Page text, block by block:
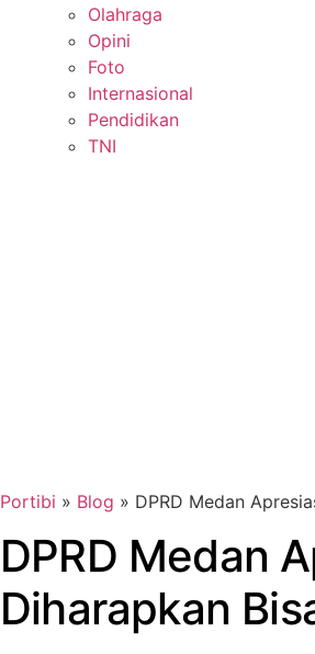
Olahraga
Opini
Foto
Internasional
Pendidikan
TNI
Portibi » Blog » DPRD Medan
DPRD Medan
Diharapkan